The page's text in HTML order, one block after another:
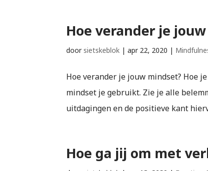
Hoe verander je
doorsietskeblok |apr 22, 2020 |
Hoe verander je jouw mindset? Hoe
mindset je gebruikt. Zie je alle
uitdagingen en de positieve kant
Hoe ga jij om met